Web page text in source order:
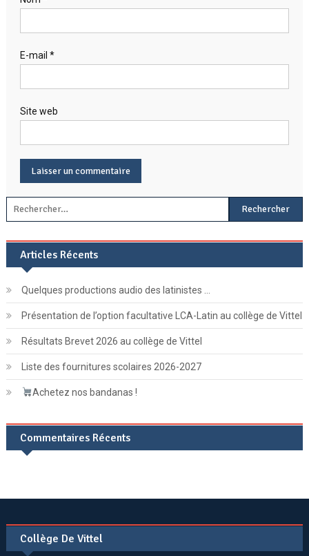
E-mail *
Site web
Rechercher :
Articles Récents
Quelques productions audio des latinistes …
Présentation de l’option facultative LCA-Latin au collège de Vittel
Résultats Brevet 2026 au collège de Vittel
Liste des fournitures scolaires 2026-2027
Achetez nos bandanas !
Commentaires Récents
Collège De Vittel